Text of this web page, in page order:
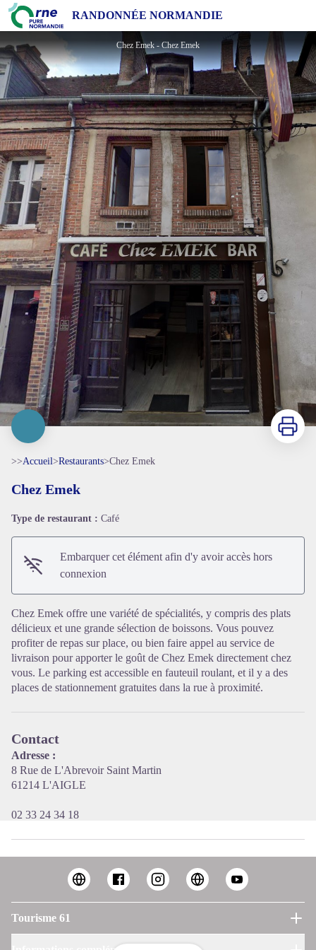
RANDONNÉE NORMANDIE
Chez Emek
Chez Emek - Chez Emek
Voir l'image en plein écran
Imprimer
>>Accueil>Restaurants>Chez Emek
Chez Emek
Type de restaurant : Café
Embarquer cet élément afin d'y avoir accès hors
connexion
Chez Emek offre une variété de spécialités, y compris des plats
délicieux et une grande sélection de boissons. Vous pouvez
profiter de repas sur place, ou bien faire appel au service de
livraison pour apporter le goût de Chez Emek directement chez
vous. Le parking est accessible en fauteuil roulant, et il y a des
places de stationnement gratuites dans la rue à proximité.
Contact
Adresse :
8 Rue de L'Abrevoir Saint Martin
61214 L'AIGLE
02 33 24 34 18
Tourisme 61